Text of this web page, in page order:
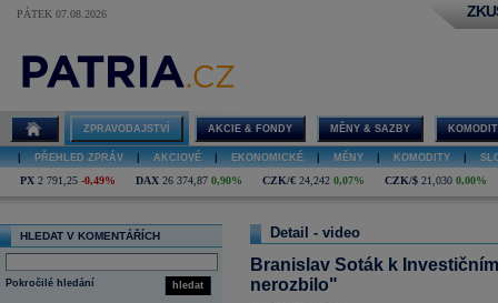
PÁTEK 07.08.2026
Soták k
Investičnímu
"Neopravujme,
co se
nerozbilo"
ZPRAVODAJSTVÍ AKCIE & FONDY MĚNY & SAZBY
PŘEHLED ZPRÁV AKCIOVÉ EKONOMICKÉ MĚNY KOMODITY
PX 2 791,25 -0,49% DAX 26 374,87 0,90% CZK/€ 24,242 0,07% CZK/$ 21,030 0,00%
HLEDAT V KOMENTÁŘÍCH
hledat
Pokročilé hledání
Detail - video
Branislav Soták k
nerozbilo"